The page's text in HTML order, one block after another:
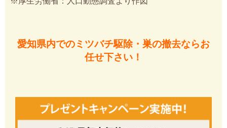
愛知県内でのミツバチ駆除・巣の撤去ならお
任せ下さい！